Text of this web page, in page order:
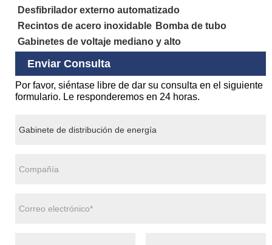
Desfibrilador externo automatizado
Recintos de acero inoxidable Bomba de tubo
Gabinetes de voltaje mediano y alto
Enviar Consulta
Por favor, siéntase libre de dar su consulta en el siguiente
formulario. Le responderemos en 24 horas.